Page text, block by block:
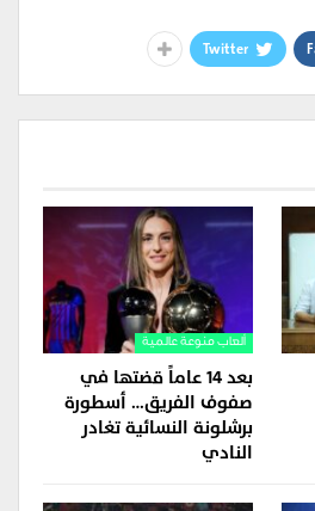
Twitter
ألعاب منوعة عالمية
بعد 14 عاماً قضتها في
صفوف الفريق… أسطورة
برشلونة النسائية تغادر
النادي